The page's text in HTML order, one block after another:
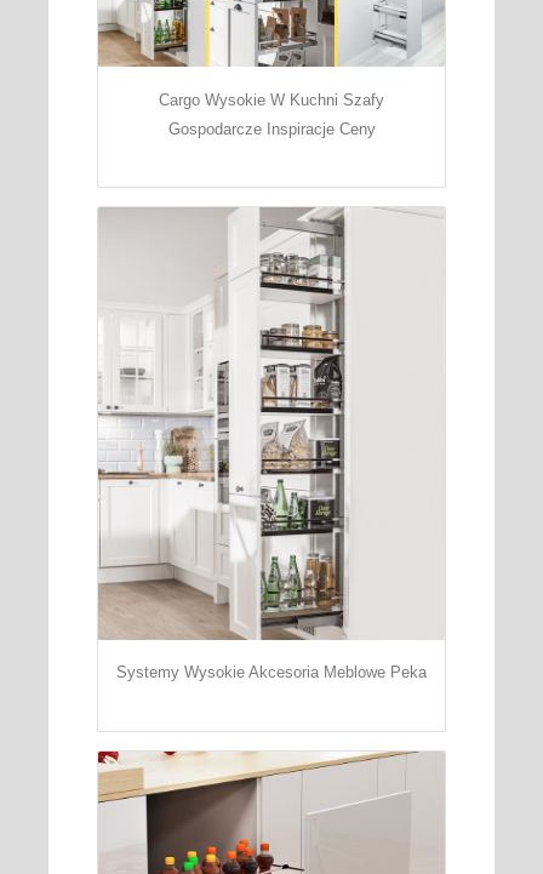
Cargo Wysokie W Kuchni Szafy
Gospodarcze Inspiracje Ceny
Systemy Wysokie Akcesoria Meblowe Peka